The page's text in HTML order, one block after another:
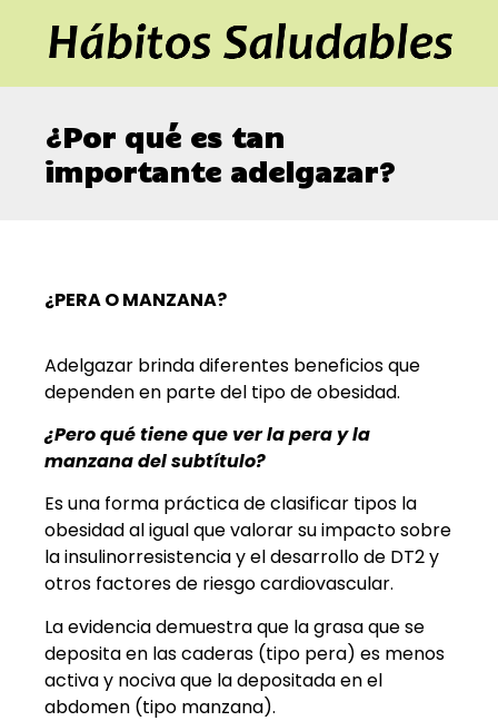
¿Por qué es tan
importante adelgazar?
¿PERA O MANZANA?
Adelgazar brinda diferentes beneficios que
dependen en parte del tipo de obesidad.
¿Pero qué tiene que ver la pera y la
manzana del subtítulo?
Es una forma práctica de clasificar tipos la
obesidad al igual que valorar su impacto sobre
la insulinorresistencia y el desarrollo de DT2 y
otros factores de riesgo cardiovascular.
La evidencia demuestra que la grasa que se
deposita en las caderas (tipo pera) es menos
activa y nociva que la depositada en el
abdomen (tipo manzana).